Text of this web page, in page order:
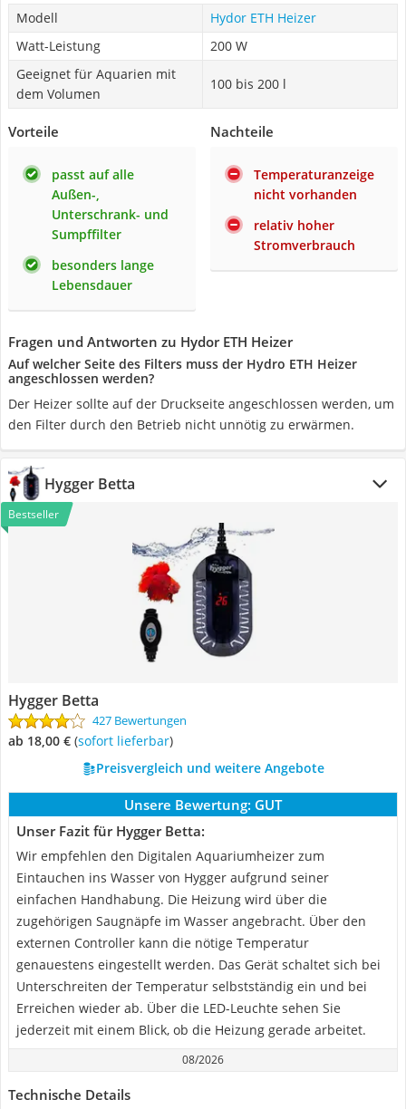
Modell
Hydor ETH Heizer
Watt-Leistung
200 W
Geeignet für Aquarien mit
dem Volumen
100 bis 200 l
Vorteile
passt auf alle
Außen-,
Unterschrank- und
Sumpffilter
besonders lange
Lebensdauer
Nachteile
Temperaturanzeige
nicht vorhanden
relativ hoher
Stromverbrauch
Fragen und Antworten zu Hydor ETH Heizer
Auf welcher Seite des Filters muss der Hydro ETH Heizer
angeschlossen werden?
Der Heizer sollte auf der Druckseite angeschlossen werden, um
den Filter durch den Betrieb nicht unnötig zu erwärmen.
Hygger Betta
Bestseller
Hygger Betta
427 Bewertungen
ab 18,00 € ( Sofort lieferbar)
Preisvergleich und weitere Angebote
Unsere Bewertung: GUT
Unser Fazit für Hygger Betta:
Wir empfehlen den Digitalen Aquariumheizer zum
Eintauchen ins Wasser von Hygger aufgrund seiner
einfachen Handhabung. Die Heizung wird über die
zugehörigen Saugnäpfe im Wasser angebracht. Über den
externen Controller kann die nötige Temperatur
genauestens eingestellt werden. Das Gerät schaltet sich bei
Unterschreiten der Temperatur selbstständig ein und bei
Erreichen wieder ab. Über die LED-Leuchte sehen Sie
jederzeit mit einem Blick, ob die Heizung gerade arbeitet.
08/2026
Technische Details